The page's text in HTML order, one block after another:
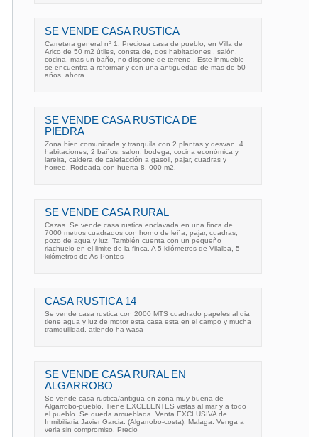
SE VENDE CASA RUSTICA
Carretera general nº 1. Preciosa casa de pueblo, en Villa de
Arico de 50 m2 útiles, consta de, dos habitaciones , salón,
cocina, mas un baño, no dispone de terreno . Este inmueble
se encuentra a reformar y con una antigüedad de mas de 50
años, ahora
SE VENDE CASA RUSTICA DE
PIEDRA
Zona bien comunicada y tranquila con 2 plantas y desvan, 4
habitaciones, 2 baños, salon, bodega, cocina económica y
lareira, caldera de calefacción a gasoil, pajar, cuadras y
horreo. Rodeada con huerta 8. 000 m2.
SE VENDE CASA RURAL
Cazas. Se vende casa rustica enclavada en una finca de
7000 metros cuadrados con horno de leña, pajar, cuadras,
pozo de agua y luz. También cuenta con un pequeño
riachuelo en el limite de la finca. A 5 kilómetros de Vilalba, 5
kilómetros de As Pontes
CASA RUSTICA 14
Se vende casa rustica con 2000 MTS cuadrado papeles al dia
tiene agua y luz de motor esta casa esta en el campo y mucha
tramquilidad. atiendo ha wasa
SE VENDE CASA RURAL EN
ALGARROBO
Se vende casa rustica/antigüa en zona muy buena de
Algarrobo-pueblo. Tiene EXCELENTES vistas al mar y a todo
el pueblo. Se queda amueblada. Venta EXCLUSIVA de
Inmibiliaria Javier Garcia. (Algarrobo-costa). Malaga. Venga a
verla sin compromiso. Precio